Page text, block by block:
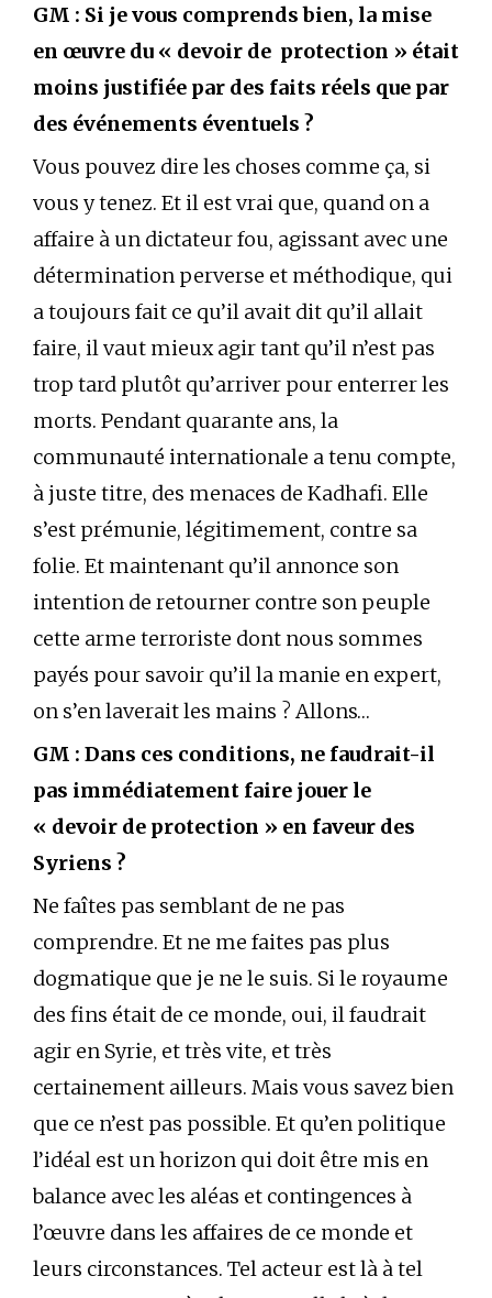
GM : Si je vous comprends bien, la mise
en œuvre du « devoir de protection » était
moins justifiée par des faits réels que par
des événements éventuels ?
Vous pouvez dire les choses comme ça, si
vous y tenez. Et il est vrai que, quand on a
affaire à un dictateur fou, agissant avec une
détermination perverse et méthodique, qui
a toujours fait ce qu’il avait dit qu’il allait
faire, il vaut mieux agir tant qu’il n’est pas
trop tard plutôt qu’arriver pour enterrer les
morts. Pendant quarante ans, la
communauté internationale a tenu compte,
à juste titre, des menaces de Kadhafi. Elle
s’est prémunie, légitimement, contre sa
folie. Et maintenant qu’il annonce son
intention de retourner contre son peuple
cette arme terroriste dont nous sommes
payés pour savoir qu’il la manie en expert,
on s’en laverait les mains ? Allons…
GM : Dans ces conditions, ne faudrait-il
pas immédiatement faire jouer le
« devoir de protection » en faveur des
Syriens ?
Ne faîtes pas semblant de ne pas
comprendre. Et ne me faites pas plus
dogmatique que je ne le suis. Si le royaume
des fins était de ce monde, oui, il faudrait
agir en Syrie, et très vite, et très
certainement ailleurs. Mais vous savez bien
que ce n’est pas possible. Et qu’en politique
l’idéal est un horizon qui doit être mis en
balance avec les aléas et contingences à
l’œuvre dans les affaires de ce monde et
leurs circonstances. Tel acteur est là à tel